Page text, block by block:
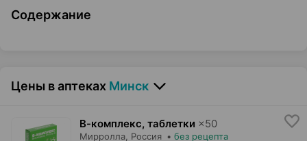
Содержание
Цены в аптеках Минск
В-комплекс, таблетки ×50
Мирролла, Россия • без рецепта